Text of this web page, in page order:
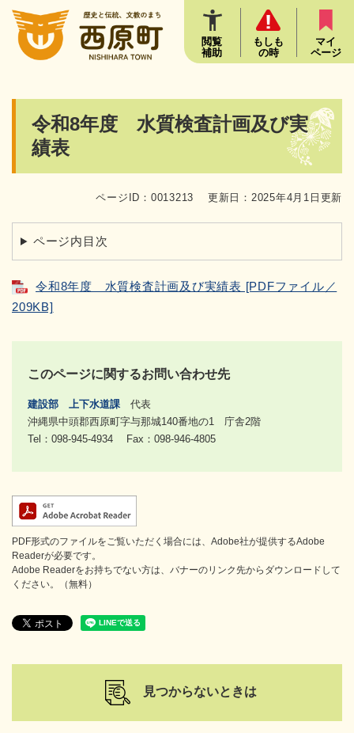
メニューを飛ばして本文へ
閲覧
補助
もしも
の時
マイ
ページ
令和8年度 水質検査計画及び実
績表
ページID：0013213 更新日：2025年4月1日更新
ページ内目次
令和8年度 水質検査計画及び実績表 [PDFファイル／
209KB]
このページに関するお問い合わせ先
建設部 上下水道課
代表
沖縄県中頭郡西原町字与那城140番地の1 庁舎2階
Tel：098-945-4934
Fax：098-946-4805
PDF形式のファイルをご覧いただく場合には、Adobe社が提供するAdobe
Readerが必要です。
Adobe Readerをお持ちでない方は、バナーのリンク先からダウンロードして
ください。（無料）
見つからないときは